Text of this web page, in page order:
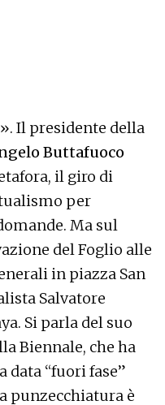
Il presidente della
Buttafuoco
il giro di
per
Ma sul
del Foglio alle
in piazza San
Salvatore
Si parla del suo
Biennale, che ha
data “fuori fase”
punzecchiatura è